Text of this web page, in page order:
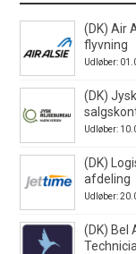
(DK) Air
flyvning
Udløber:
(DK)
Udløber:
(DK)
afdeling
Udløber:
(DK) Bel